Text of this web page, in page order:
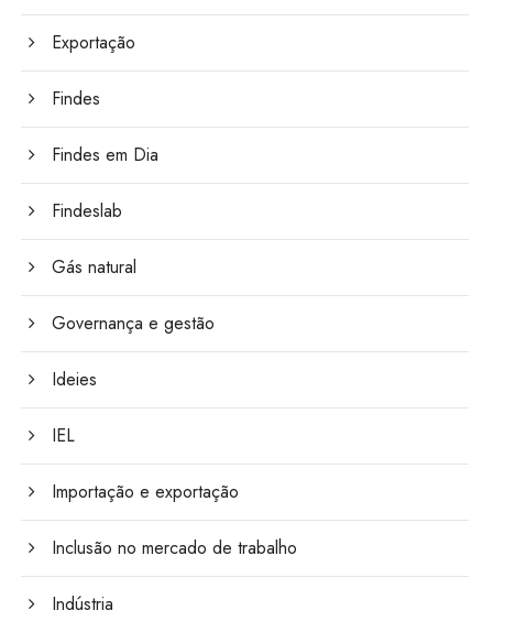
Exportação
Findes
Findes em Dia
Findeslab
Gás natural
Governança e gestão
Ideies
IEL
Importação e exportação
Inclusão no mercado de trabalho
Indústria